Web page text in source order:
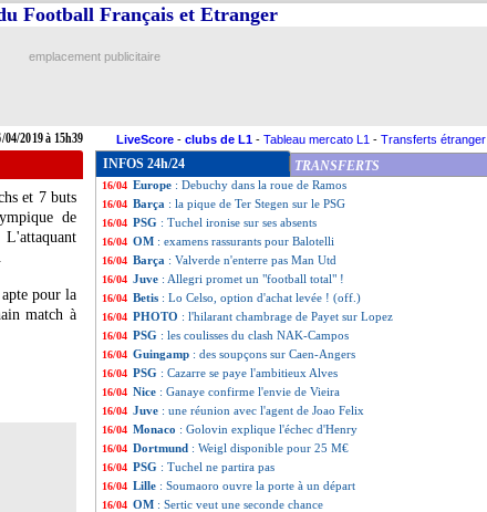
2019 à 15h39
Football Français et Etranger
emplacement publicitaire
LiveScore - clubs de L1 - Tableau mercato L1 - Transferts étranger
et 7 buts
de
pour la
match à
INFOS 24h/24 TRANSFERTS
16/04 Man City: De Bruyne balance sur Mourinho
16/04 PSG
16/04 PSG: le club se mobilise pour Notre-Dame
16/04 Monaco: la direction veut conserver Silva
16/04 Europe : Debuchy dans la roue de Ramos
16/04 Barça : la pique de Ter Stegen sur le PSG
16/04 PSG : Tuchel ironise sur ses absents
16/04 OM : examens rassurants pour Balotelli
16/04 Barça : Valverde n'enterre pas Man Utd
16/04 Juve : Allegri promet un "football total" !
16/04 Betis : Lo Celso, option d'achat levée ! (off.)
16/04 PHOTO : l'hilarant chambrage de Payet sur Lopez
16/04 PSG : les coulisses du clash NAK-Campos
16/04 Guingamp : des soupçons sur Caen-Angers
16/04 PSG : Cazarre se paye l'ambitieux Alves
16/04 Nice : Ganaye confirme l'envie de Vieira
16/04 Juve : une réunion avec l'agent de Joao Felix
16/04 Monaco : Golovin explique l'échec d'Henry
16/04 Dortmund : Weigl disponible pour 25 M€
16/04 PSG : Tuchel ne partira pas
16/04 Lille : Soumaoro ouvre la porte à un départ
16/04 OM : Sertic veut une seconde chance